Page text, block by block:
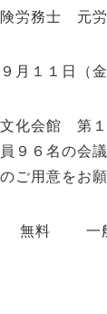
労務士 元
１日（金）
会館 第１
９６名の会
ご用意をお
無料 一般